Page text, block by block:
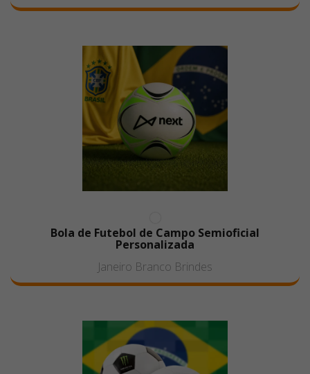
Bola de Futebol de Campo Semioficial
Personalizada
Janeiro Branco Brindes